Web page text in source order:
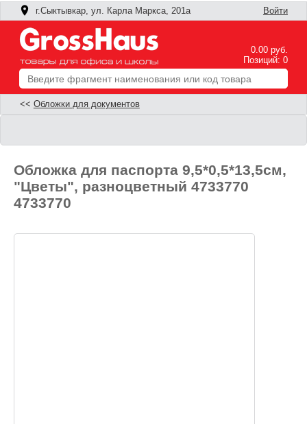
г.Сыктывкар, ул. Карла Маркса, 201а Войти
0.00 руб.
Позиций: 0
<< Обложки для документов
Обложка для паспорта 9,5*0,5*13,5см,
"Цветы", разноцветный 4733770
4733770